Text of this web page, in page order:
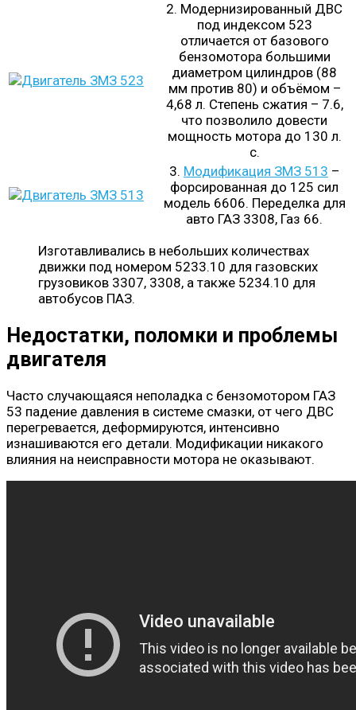
2. Модернизированный ДВС
под индексом 523
отличается от базового
бензомотора большими
диаметром цилиндров (88
мм против 80) и объёмом –
4,68 л. Степень сжатия – 7.6,
что позволило довести
мощность мотора до 130 л.
с.
3. Модификация ЗМЗ 513 –
форсированная до 125 сил
модель 6606. Переделка для
авто ГАЗ 3308, Газ 66.
Изготавливались в небольших количествах
движки под номером 5233.10 для газовских
грузовиков 3307, 3308, а также 5234.10 для
автобусов ПАЗ.
Недостатки, поломки и проблемы
двигателя
Часто случающаяся неполадка с бензомотором ГАЗ
53 падение давления в системе смазки, от чего ДВС
перегревается, деформируются, интенсивно
изнашиваются его детали. Модификации никакого
влияния на неисправности мотора не оказывают.